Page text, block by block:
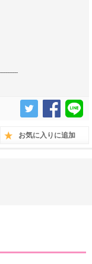
お気に入りに追加